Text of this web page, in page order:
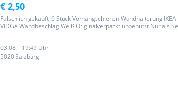
€ 2,50
Fälschlich gekauft, 6 Stück Vorhangschienen Wandhalterung IKEA
VIDGA Wandbeschlag Weiß Originalverpackt unbenutzt Nur als
03.08. - 19:49 Uhr
5020 Salzburg